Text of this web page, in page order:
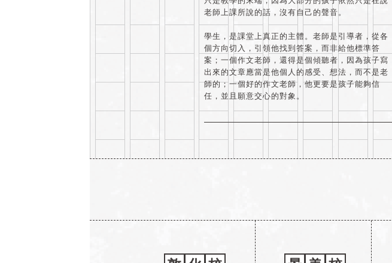
老師上課所說的話，沒有自己的聲音。
學生，是課堂上真正的主體。老師是引導者，從各
個方向切入，引領他找到答案，而非給他標準答
案；一個作文老師，還得是個傾聽者，因為孩子寫
出來的文章應當是他個人的感受、想法，而不是老
師的；一個好的作文老師，他更要是孩子能夠信
任，並且願意交心的對象。